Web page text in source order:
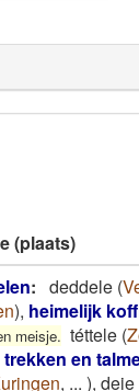
(plaats)
: deddele (
), heimelijk
meisje. téttele (
trekken en
, ... ), deie